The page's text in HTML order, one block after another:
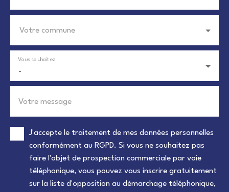
Votre commune
-
Vous souhaitez
Votre message
J'accepte le traitement de mes données personnelles
conformément au RGPD. Si vous ne souhaitez pas
faire l'objet de prospection commerciale par voie
téléphonique, vous pouvez vous inscrire gratuitement
sur la liste d'opposition au démarchage téléphonique,